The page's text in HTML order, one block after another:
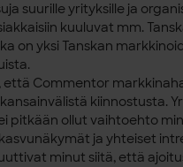
suurille yrityksille ja
kuuluvat mm.
on yksi Tanskan
että Commentor
kiinnostusta.
pitkään ollut vaihtoehto
ja yhteiset
minut siitä, että